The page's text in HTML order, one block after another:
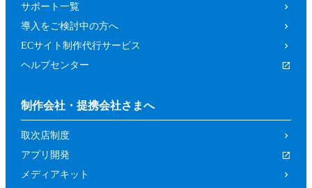
サポート一覧
導入をご検討中の方へ
ECサイト制作代行サービス
ヘルプセンター
制作会社・提携会社さまへ
取次店制度
アプリ開発
メディアキット